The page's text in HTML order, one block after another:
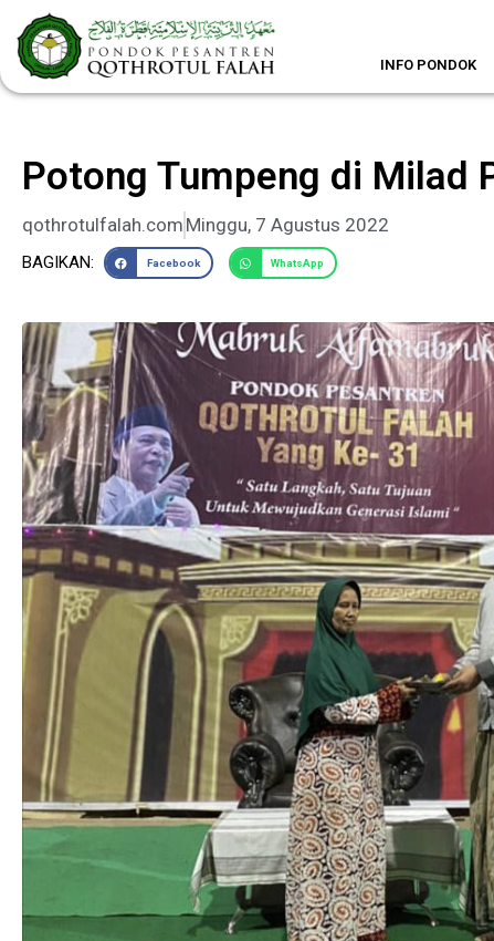
Lewati
ke
konten
INFO PONDOK
Potong Tumpeng di Milad
qothrotulfalah.com Minggu, 7 Agustus 2022
BAGIKAN: Facebook WhatsApp